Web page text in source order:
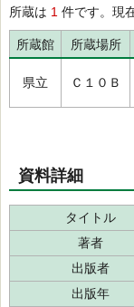
所蔵は 1 件です。現
所蔵館 所蔵場所
県立 Ｃ１０Ｂ
資料詳細
タイトル
著者
出版者
出版年